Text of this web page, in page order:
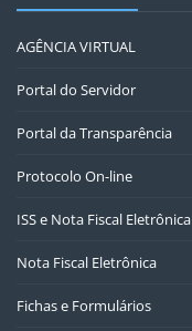
AGÊNCIA VIRTUAL
Portal do Servidor
Portal da Transparência
Protocolo On-line
ISS e Nota Fiscal Eletrônica
Nota Fiscal Eletrônica
Fichas e Formulários